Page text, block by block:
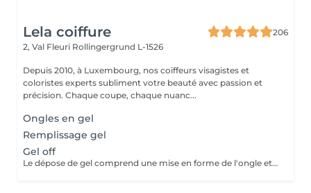
Lela coiffure
206
2, Val Fleuri Rollingergrund L-1526
Depuis 2010, à Luxembourg, nos coiffeurs visagistes et
coloristes experts subliment votre beauté avec passion et
précision. Chaque coupe, chaque nuanc...
Ongles en gel
Remplissage gel
Gel off
Le dépose de gel comprend une mise en forme de l'ongle et un vernis protecteur.